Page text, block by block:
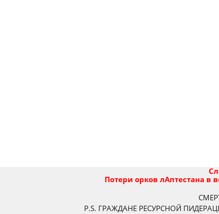
Потери орков лАптестана в
P.S. ГРАЖДАНЕ РЕСУРСНОЙ